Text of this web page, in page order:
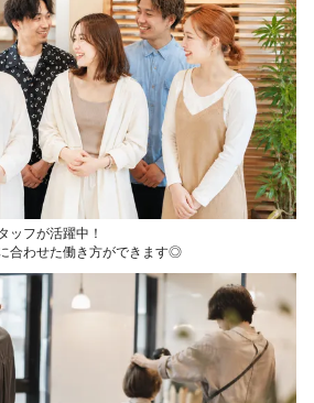
ッフが活躍中！
合わせた働き方ができます◎